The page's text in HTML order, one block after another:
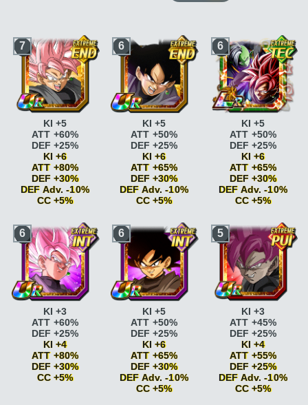
7
Paré au combatKI
+2
Paré au combatKI
+2 ATT +5% DEF +5%
Super SaiyanATT
+10%
Super SaiyanATT
+15%
Combat acharné
+15%
Combat acharné
+20%
ATT +25% DEF
+25% <=80% HP
ATT +25% DEF
KI +5
ATT +60%
DEF +25%
KI +6
ATT +80%
DEF +30%
DEF Adv. -10%
CC +5%
6
Paré au combatKI
+2
Paré au combatKI
+2 ATT +5% DEF +5%
Combat acharnéATT
+15%
Combat acharnéATT
+20%
ATT +25% DEF
+25% <=80% HP
ATT +25% DEF
+25%
Peur et désespoir
+2
Peur et désespoir
+2 DEF Adv. -10%
KI +5
ATT +50%
DEF +25%
KI +6
ATT +65%
DEF +30%
DEF Adv. -10%
CC +5%
6
Paré au combatKI
+2
Paré au combatKI
+2 ATT +5% DEF +5%
Combat acharnéATT
+15%
Combat acharnéATT
+20%
ATT +25% DEF
+25% <=80% HP
ATT +25% DEF
+25%
Peur et désespoir
+2
Peur et désespoir
+2 DEF Adv. -10%
KI +5
ATT +50%
DEF +25%
KI +6
ATT +65%
DEF +30%
DEF Adv. -10%
CC +5%
6
KI +3
ATT +60%
DEF +25%
KI +4
ATT +80%
DEF +30%
CC +5%
6
KI +5
ATT +50%
DEF +25%
KI +6
ATT +65%
DEF +30%
DEF Adv. -10%
CC +5%
5
KI +3
ATT +45%
DEF +25%
KI +4
ATT +55%
DEF +25%
DEF Adv. -10%
CC +5%